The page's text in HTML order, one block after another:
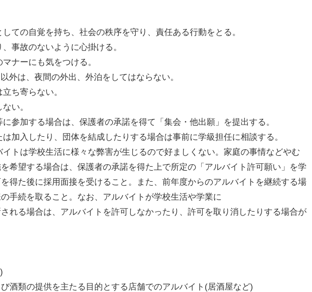
ての自覚を持ち、社会の秩序を守り、責任ある行動をとる。
事故のないように心掛ける。
ナーにも気をつける。
外は、夜間の外出、外泊をしてはならない。
ち寄らない。
い。
参加する場合は、保護者の承諾を得て「集会・他出願」を提出する。
加入したり、団体を結成したりする場合は事前に学級担任に相談する。
トは学校生活に様々な弊害が生じるので好ましくない。家庭の事情などやむ
希望する場合は、保護者の承諾を得た上で所定の「アルバイト許可願い」を学
得た後に採用面接を受けること。また、前年度からのアルバイトを継続する場
手続を取ること。なお、アルバイトが学校生活や学業に
れる場合は、アルバイトを許可しなかったり、許可を取り消したりする場合が
酒類の提供を主たる目的とする店舗でのアルバイト(居酒屋など)